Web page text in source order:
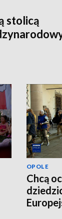
stolicą
OPOLE
Chcą